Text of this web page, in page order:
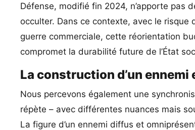
Défense, modifié fin 2024, n’apporte pas
occulter. Dans ce contexte, avec le risque
guerre commerciale, cette réorientation
compromet la durabilité future de l’État
La construction d’un
Nous percevons également une
répète – avec différentes nuances mais
La figure d’un ennemi diffus et